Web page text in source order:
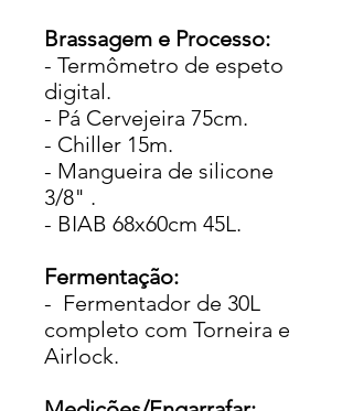
Brassagem e Processo:
- Termômetro de espeto
digital.
- Pá Cervejeira 75cm.
- Chiller 15m.
- Mangueira de silicone
3/8" .
- BIAB 68x60cm 45L.
Fermentação:
- Fermentador de 30L
completo com Torneira e
Airlock.